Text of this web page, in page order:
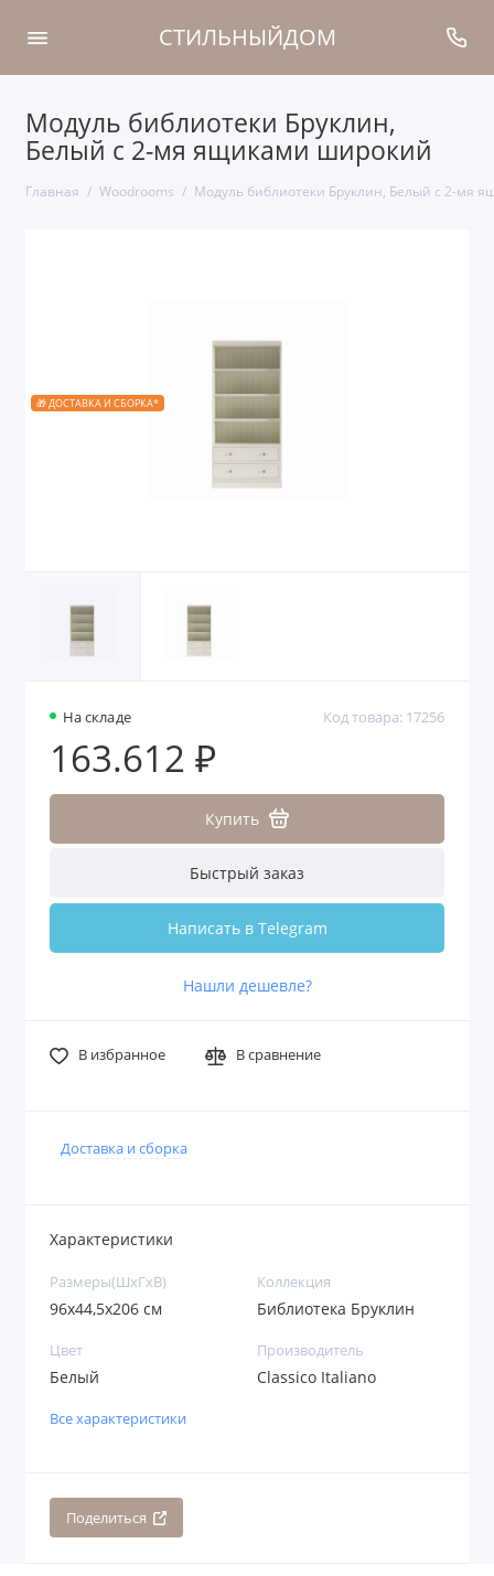
СТИЛЬНЫЙДОМ
Модуль библиотеки Бруклин,
Белый с 2-мя ящиками широкий
Главная Woodrooms Модуль библиотеки Бруклин, Белый с 2-мя
🎁 ДОСТАВКА И СБОРКА*
На складе Код товара: 17256
163.612 ₽
Купить
Быстрый заказ
Написать в Telegram
Нашли дешевле?
В избранное В сравнение
Доставка и сборка
Характеристики
Размеры(ШxГxВ)
96х44,5х206 см
Коллекция
Библиотека Бруклин
Цвет
Белый
Производитель
Classico Italiano
Все характеристики
Поделиться